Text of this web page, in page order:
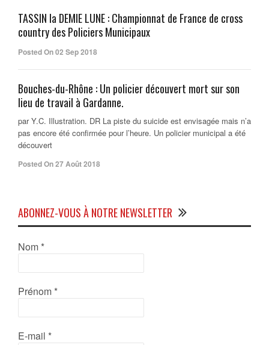
TASSIN la DEMIE LUNE : Championnat de France de cross
country des Policiers Municipaux
Posted On 02 Sep 2018
Bouches-du-Rhône : Un policier découvert mort sur son
lieu de travail à Gardanne.
par Y.C. Illustration. DR La piste du suicide est envisagée mais n’a
pas encore été confirmée pour l’heure. Un policier municipal a été
découvert
Posted On 27 Août 2018
ABONNEZ-VOUS À NOTRE NEWSLETTER
Nom *
Prénom *
E-mail *